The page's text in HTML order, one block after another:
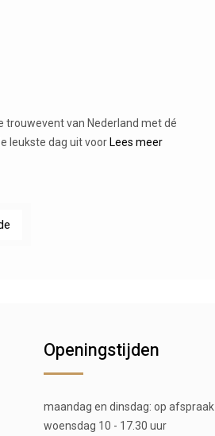
trouwevent van Nederland met dé
leukste dag uit voor Lees meer
Openingstijden
maandag en dinsdag: op afspraak
woensdag 10 - 17.30 uur